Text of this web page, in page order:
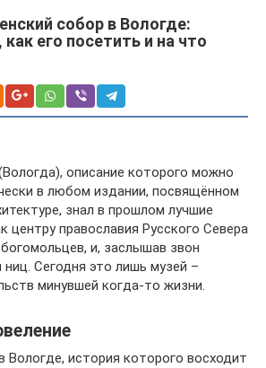
собор в Вологде:
его посетить и на что
описание которого можно
в любом издании, посвящённом
знал в прошлом лучшие
центру православия Русского Севера
и, заслышав звон
Сегодня это лишь музей –
минувшей когда-то жизни.
Вологде, история которого восходит